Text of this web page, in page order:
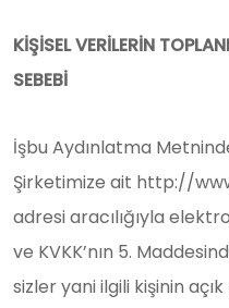
KİŞİSEL VERİLERİN
SEBEBİ
İşbu Aydınlatma
Şirketimize ait http://
adresi aracılığıyla
ve KVKK’nın 5.
sizler yani ilgili kişinin